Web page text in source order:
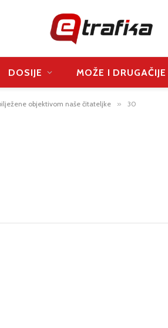
DOSIJE MOŽE I DRUGAČIJE
objektivom naše čitateljke » 30